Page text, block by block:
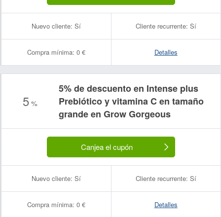
Nuevo cliente: Sí Cliente recurrente: Sí
Compra mínima: 0 € Detalles
5%
5% de descuento en Intense plus
Prebiótico y vitamina C en tamaño
grande en Grow Gorgeous
Canjea el cupón
Nuevo cliente: Sí Cliente recurrente: Sí
Compra mínima: 0 € Detalles